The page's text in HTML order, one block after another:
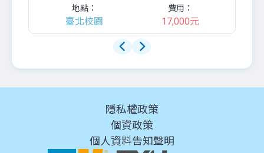
地點：
臺北校園
費用：
17,000元
隱私權政策
個資政策
個人資料告知聲明